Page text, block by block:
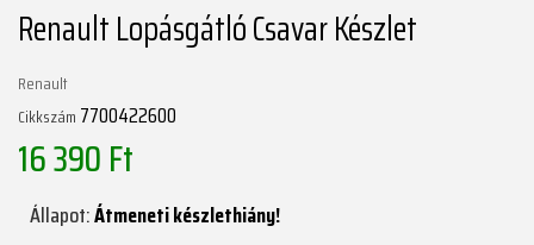
Renault Lopásgátló Csavar Készlet
Renault
Cikkszám 7700422600
16 390 Ft
Állapot:Átmeneti készlethiány!